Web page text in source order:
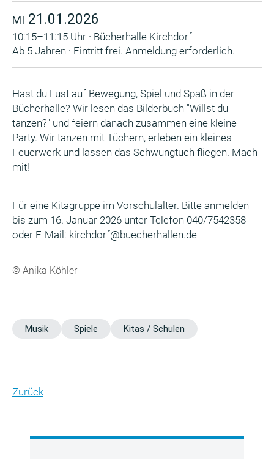
MI 21.01.2026
10:15–11:15 Uhr · Bücherhalle Kirchdorf
Ab 5 Jahren · Eintritt frei. Anmeldung erforderlich.
Hast du Lust auf Bewegung, Spiel und Spaß in der
Bücherhalle? Wir lesen das Bilderbuch "Willst du
tanzen?" und feiern danach zusammen eine kleine
Party. Wir tanzen mit Tüchern, erleben ein kleines
Feuerwerk und lassen das Schwungtuch fliegen. Mach
mit!
Für eine Kitagruppe im Vorschulalter. Bitte anmelden
bis zum 16. Januar 2026 unter Telefon 040/7542358
oder E-Mail: kirchdorf@buecherhallen.de
© Anika Köhler
Musik Spiele Kitas / Schulen
Zurück